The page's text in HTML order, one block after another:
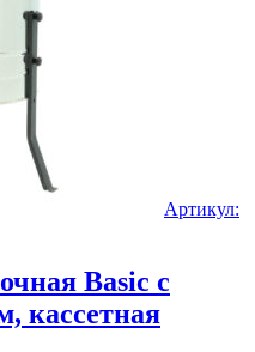
Артикул:
Basic с
кассетная